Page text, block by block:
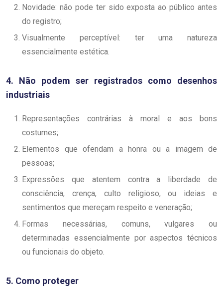
Novidade: não pode ter sido exposta ao público antes
do registro;
Visualmente perceptível: ter uma natureza
essencialmente estética.
4. Não podem ser registrados como desenhos
industriais
Representações contrárias à moral e aos bons
costumes;
Elementos que ofendam a honra ou a imagem de
pessoas;
Expressões que atentem contra a liberdade de
consciência, crença, culto religioso, ou ideias e
sentimentos que mereçam respeito e veneração;
Formas necessárias, comuns, vulgares ou
determinadas essencialmente por aspectos técnicos
ou funcionais do objeto.
5. Como proteger